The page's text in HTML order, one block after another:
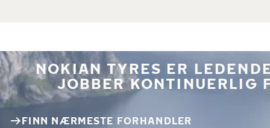
NOKIAN TYRES ER
JOBBER KONTINUERLIG
FINN NÆRMESTE FORHANDLER